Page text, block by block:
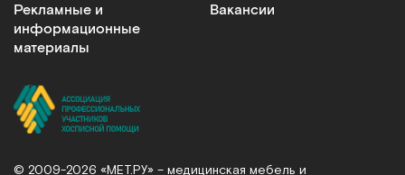
Рекламные и
информационные
материалы
Вакансии
© 2009-2026 «МЕТ.РУ» – медицинская мебель и